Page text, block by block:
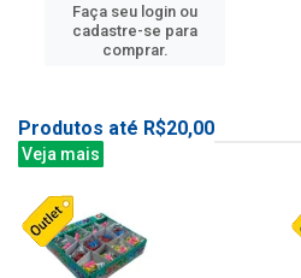
Faça seu login ou
cadastre-se para
comprar.
Produtos até R$20,00
Veja mais